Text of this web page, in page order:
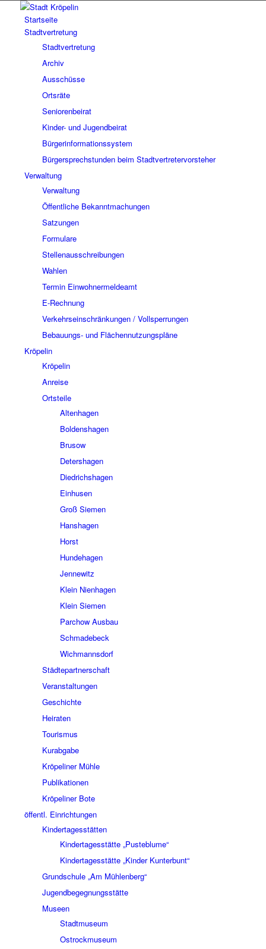
Startseite
Stadtvertretung
Stadtvertretung
Archiv
Ausschüsse
Ortsräte
Seniorenbeirat
Kinder- und Jugendbeirat
Bürgerinformationssystem
Bürgersprechstunden beim Stadtvertretervorsteher
Verwaltung
Verwaltung
Öffentliche Bekanntmachungen
Satzungen
Formulare
Stellenausschreibungen
Wahlen
Termin Einwohnermeldeamt
E-Rechnung
Verkehrseinschränkungen / Vollsperrungen
Bebauungs- und Flächennutzungspläne
Kröpelin
Kröpelin
Anreise
Ortsteile
Altenhagen
Boldenshagen
Brusow
Detershagen
Diedrichshagen
Einhusen
Groß Siemen
Hanshagen
Horst
Hundehagen
Jennewitz
Klein Nienhagen
Klein Siemen
Parchow Ausbau
Schmadebeck
Wichmannsdorf
Städtepartnerschaft
Veranstaltungen
Geschichte
Heiraten
Tourismus
Kurabgabe
Kröpeliner Mühle
Publikationen
Kröpeliner Bote
öffentl. Einrichtungen
Kindertagesstätten
Kindertagesstätte „Pusteblume“
Kindertagesstätte „Kinder Kunterbunt“
Grundschule „Am Mühlenberg“
Jugendbegegnungsstätte
Museen
Stadtmuseum
Ostrockmuseum